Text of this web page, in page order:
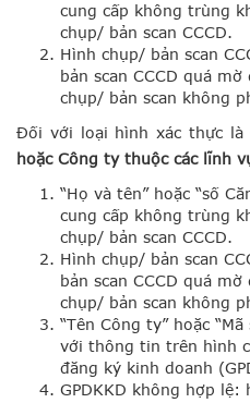
cung cấp không trùng
chụp/ bản scan CCCD.
Hình chụp/ bản scan
bản scan CCCD quá
chụp/ bản scan không
Đối với loại hình xác thực là
hoặc Công ty thuộc các lĩnh
“Họ và tên” hoặc “số
cung cấp không trùng
chụp/ bản scan CCCD.
Hình chụp/ bản scan
bản scan CCCD quá
chụp/ bản scan không
“Tên Công ty” hoặc
với thông tin trên hình
đăng ký kinh doanh
GPDKKD không hợp lệ: